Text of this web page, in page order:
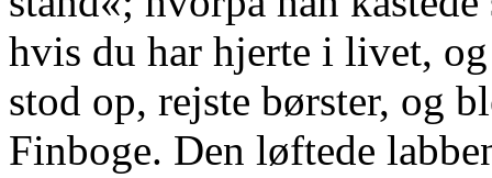
hvis du har hjerte i livet,
stod op, rejste børster, og
Finboge. Den løftede